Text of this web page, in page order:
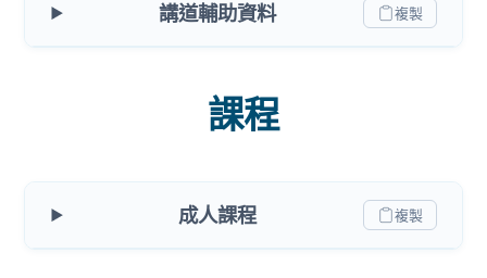
講道輔助資料 複製
課程
成人課程 複製